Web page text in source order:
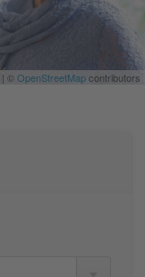
| ©OpenStreetMapcontributors